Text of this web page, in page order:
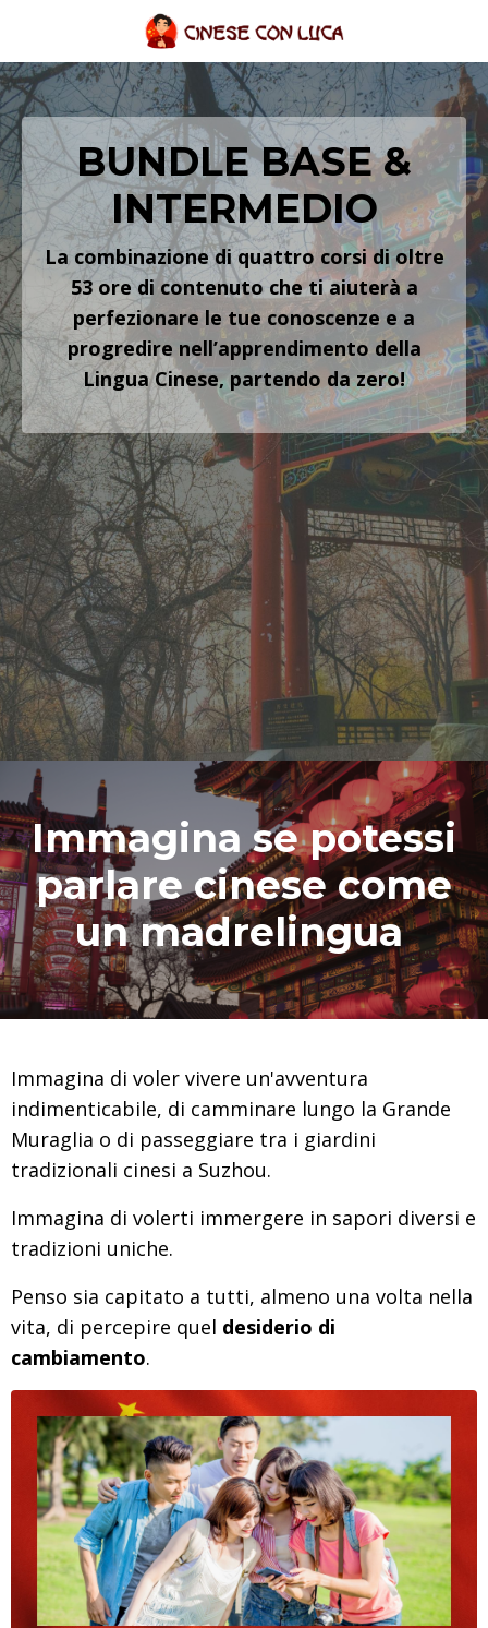
BUNDLE BASE &
INTERMEDIO
La combinazione di quattro corsi di oltre
53 ore di contenuto che ti aiuterà a
perfezionare le tue conoscenze e a
progredire nell’apprendimento della
Lingua Cinese, partendo da zero!
Immagina se potessi
parlare cinese come
un madrelingua
Immagina di voler vivere un'avventura
indimenticabile, di camminare lungo la Grande
Muraglia o di passeggiare tra i giardini
tradizionali cinesi a Suzhou.
Immagina di volerti immergere in sapori diversi e
tradizioni uniche.
Penso sia capitato a tutti, almeno una volta nella
vita, di percepire quel desiderio di
cambiamento.